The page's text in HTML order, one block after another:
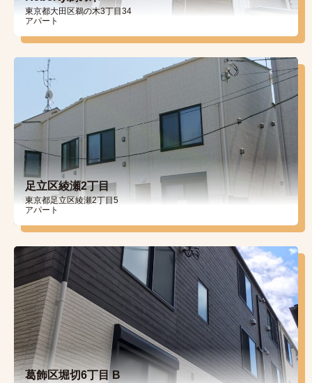
東京都大田区鵜の木3丁目34
アパート
足立区綾瀬2丁目
東京都足立区綾瀬2丁目5
アパート
葛飾区堀切6丁目 B